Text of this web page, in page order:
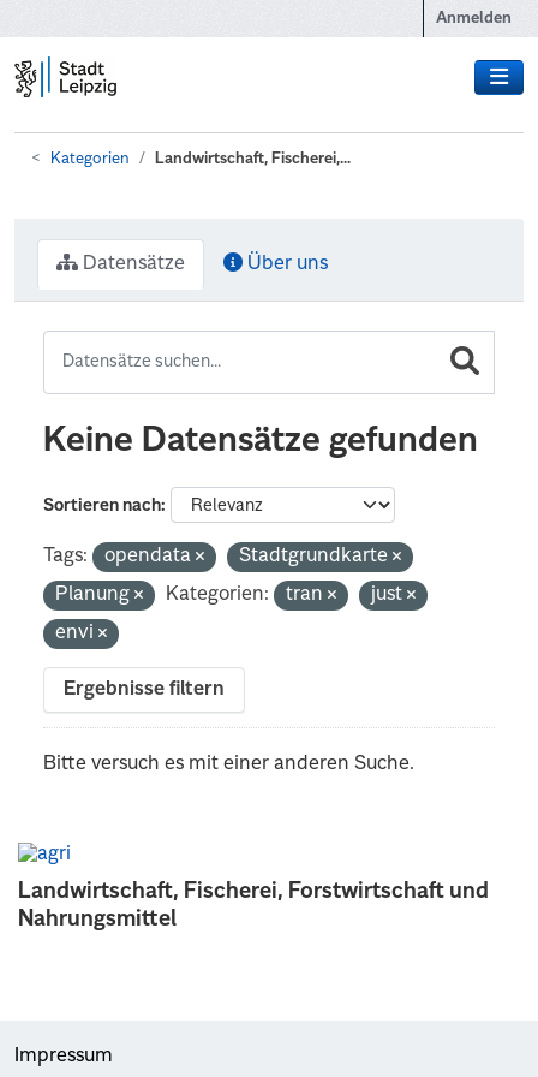
Anmelden
Kategorien Landwirtschaft, Fischerei,...
Landwirtschaft, Fischerei, Forstwirtschaft und
Nahrungsmittel
Datensätze Über uns
Keine Datensätze gefunden
Sortieren nach
Tags: opendata
Stadtgrundkarte
Planung
Kategorien: tran
just
envi
Ergebnisse filtern
Bitte versuch es mit einer anderen Suche.
Impressum